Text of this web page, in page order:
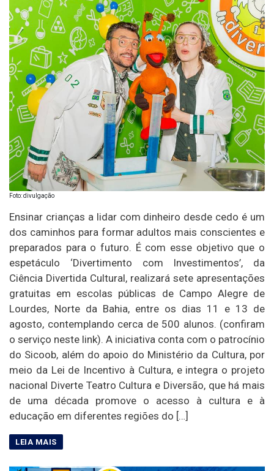
Foto: divulgação
Ensinar crianças a lidar com dinheiro desde cedo é um
dos caminhos para formar adultos mais conscientes e
preparados para o futuro. É com esse objetivo que o
espetáculo ‘Divertimento com Investimentos’, da
Ciência Divertida Cultural, realizará sete apresentações
gratuitas em escolas públicas de Campo Alegre de
Lourdes, Norte da Bahia, entre os dias 11 e 13 de
agosto, contemplando cerca de 500 alunos. (confiram
o serviço neste link). A iniciativa conta com o patrocínio
do Sicoob, além do apoio do Ministério da Cultura, por
meio da Lei de Incentivo à Cultura, e integra o projeto
nacional Diverte Teatro Cultura e Diversão, que há mais
de uma década promove o acesso à cultura e à
educação em diferentes regiões do […]